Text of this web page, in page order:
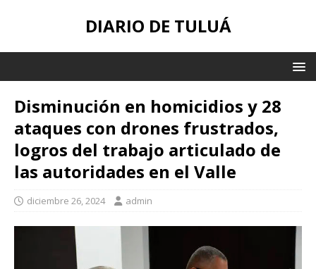
DIARIO DE TULUÁ
Disminución en homicidios y 28
ataques con drones frustrados,
logros del trabajo articulado de
las autoridades en el Valle
diciembre 26, 2024 admin